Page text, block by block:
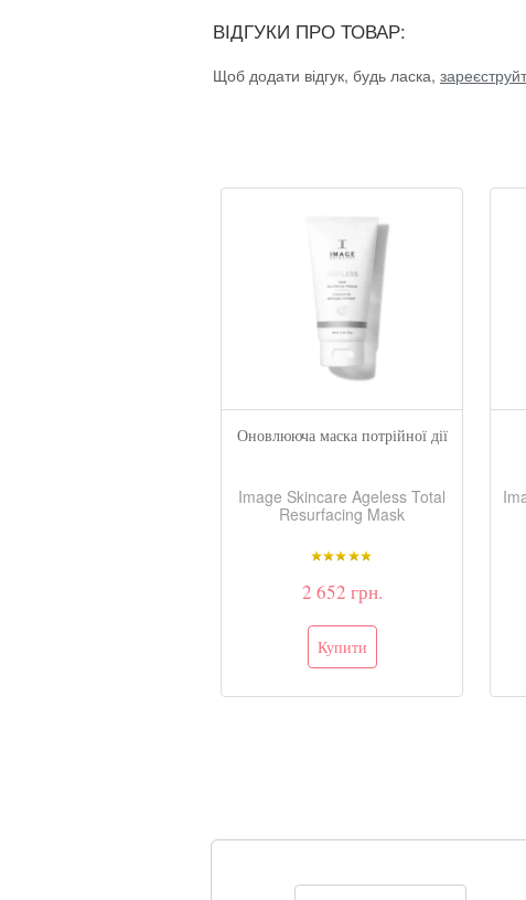
ВІДГУКИ ПРО ТОВАР:
Щоб додати відгук, будь ласка,
Оновлююча маска потрійної дії
Image Skincare Ageless Total
Resurfacing Mask
2 652 грн.